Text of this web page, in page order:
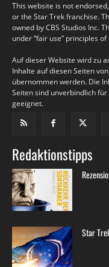
This website is not
or the Star Trek franchise.
owned by CBS Studios Inc.
under “fair use” principles
Auf dieser Website wird zu
Inhalte auf diesen Seiten
übernommen werden. Die
Seiten sind unverbindlich für
geeignet.
Redaktionstipps
Star